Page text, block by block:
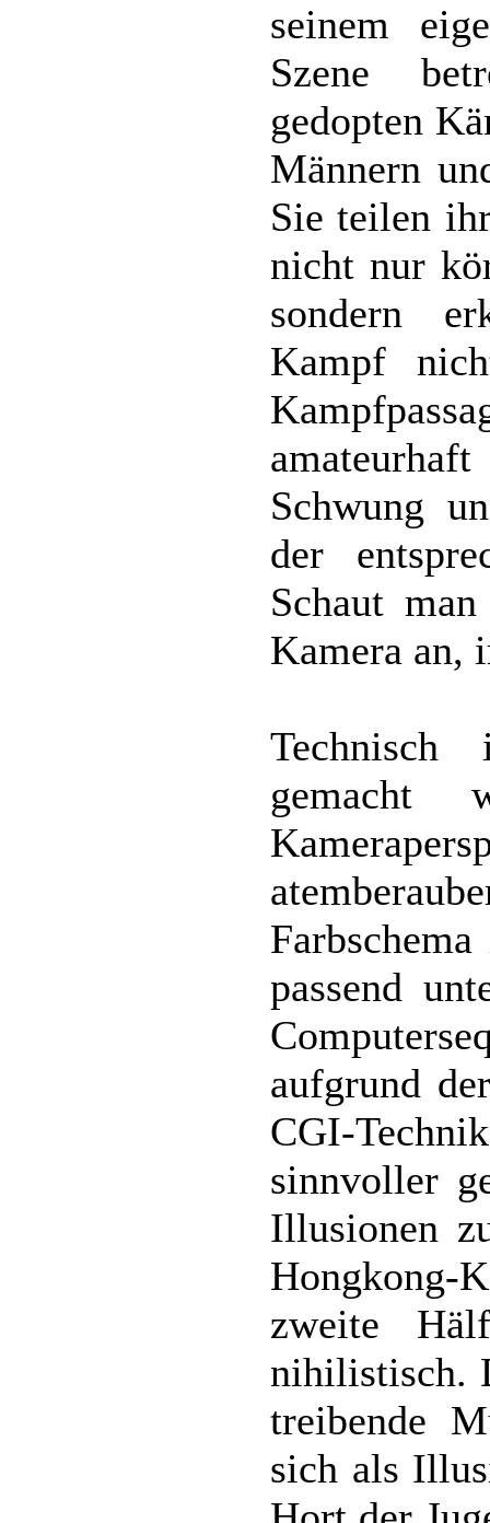
seinem
Szene
gedopten
Männern
Sie teilen
nicht nur
sondern
Kampf
Schwung
der
Schaut
Kamera an,
gemacht
passend
aufgrund
CGI-
sinnvoller
Illusionen
zweite
nihilistisch.
treibende
sich als